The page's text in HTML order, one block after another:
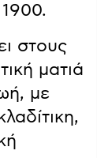
στους
ματιά
με